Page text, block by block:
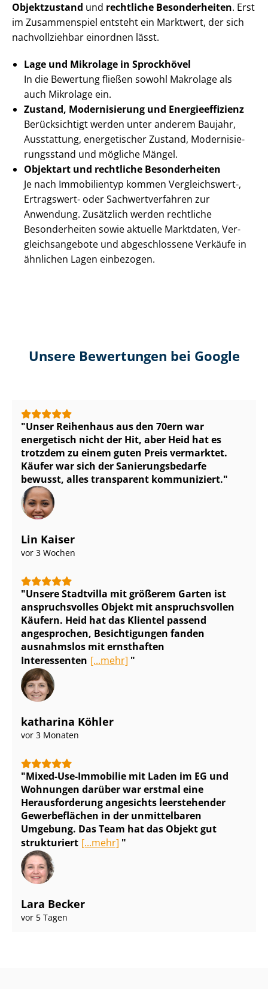
Objektzustand und rechtliche Besonderheiten. Erst
im Zusammenspiel entsteht ein Marktwert, der sich
nachvollziehbar einordnen lässt.
Lage und Mikrolage in Sprockhövel
In die Bewertung fließen sowohl Makrolage als
auch Mikrolage ein.
Zustand, Modernisierung und En­er­gie­ef­fi­zi­enz
Berücksichtigt werden unter anderem Baujahr,
Ausstattung, energetischer Zustand, Mo­der­ni­sie­
rungs­stand und mögliche Mängel.
Objektart und rechtliche Besonderheiten
Je nach Immobilientyp kommen Vergleichswert-,
Ertragswert- oder Sach­wert­ver­fah­ren zur
Anwendung. Zusätzlich werden rechtliche
Besonderheiten sowie aktuelle Marktdaten, Ver­
gleichs­an­ge­bo­te und abgeschlossene Verkäufe in
ähnlichen Lagen einbezogen.
Unsere Bewertungen bei Google
Unser Reihenhaus aus den 70ern war
energetisch nicht der Hit, aber Heid hat es
trotzdem zu einem guten Preis vermarktet.
Käufer war sich der Sa­nie­rungs­be­dar­fe
bewusst, alles transparent kommuniziert.
Lin Kaiser
vor 3 Wochen
Unsere Stadtvilla mit größerem Garten ist
anspruchsvolles Objekt mit anspruchsvollen
Käufern. Heid hat das Klientel passend
angesprochen, Besichtigungen fanden
ausnahmslos mit ernsthaften
Interessenten [...mehr]
katharina Köhler
vor 3 Monaten
Mixed-Use-Immobilie mit Laden im EG und
Wohnungen darüber war erstmal eine
Herausforderung angesichts leerstehender
Gewerbeflächen in der unmittelbaren
Umgebung. Das Team hat das Objekt gut
strukturiert [...mehr]
Lara Becker
vor 5 Tagen